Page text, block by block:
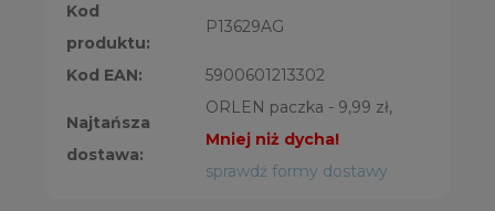
Kod
produktu:
P13629AG
Kod EAN: 5900601213302
Najtańsza
dostawa:
ORLEN paczka - 9,99 zł,
Mniej niż dycha!
sprawdź formy dostawy